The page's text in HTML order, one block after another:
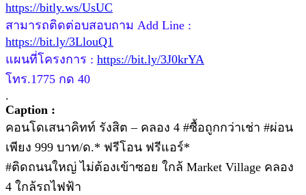
https://bitly.ws/UsUC
สามารถติดต่อบสอบถาม Add Line :
https://bit.ly/3LlouQ1
แผนที่โครงการ : https://bit.ly/3J0krYA
โทร.1775 กด 40
.
Caption :
คอนโดเสนาคิทท์ รังสิต – คลอง 4 #ซื้อถูกกว่าเช่า #ผ่อน
เพียง 999 บาท/ด.* ฟรีโอน ฟรีแอร์*
#ติดถนนใหญ่ ไม่ต้องเข้าซอย ใกล้ Market Village คลอง
4 ใกล้รถไฟฟ้า